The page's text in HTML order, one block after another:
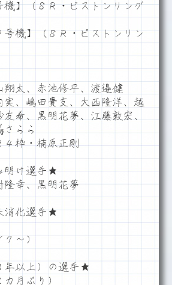
機】（８Ｒ・ピストンリング
号機】（８Ｒ・ピストンリン
太、赤池修平、渡邉健
、嶋田貴支、大西隆洋、越
希、黒明花夢、江藤敦宏、
さらら
枠・楠原正剛
明け選手★
隆幸、黒明花夢
消化選手★
～）
年以上）の選手★
月ぶり）